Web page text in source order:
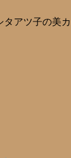
アツ子の